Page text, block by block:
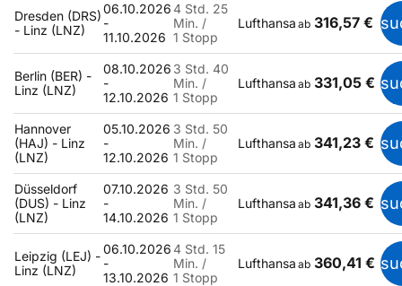
Dresden (DRS)
- Linz (LNZ)
06.10.2026
-
11.10.2026
4 Std. 25
Min. /
1 Stopp
Lufthansa ab 316,57 €
Berlin (BER) -
Linz (LNZ)
08.10.2026
-
12.10.2026
3 Std. 40
Min. /
1 Stopp
Lufthansa ab 331,05 €
Hannover
(HAJ) - Linz
(LNZ)
05.10.2026
-
12.10.2026
3 Std. 50
Min. /
1 Stopp
Lufthansa ab 341,23 €
Düsseldorf
(DUS) - Linz
(LNZ)
07.10.2026
-
14.10.2026
3 Std. 50
Min. /
1 Stopp
Lufthansa ab 341,36 €
Leipzig (LEJ) -
Linz (LNZ)
06.10.2026
-
13.10.2026
4 Std. 15
Min. /
1 Stopp
Lufthansa ab 360,41 €